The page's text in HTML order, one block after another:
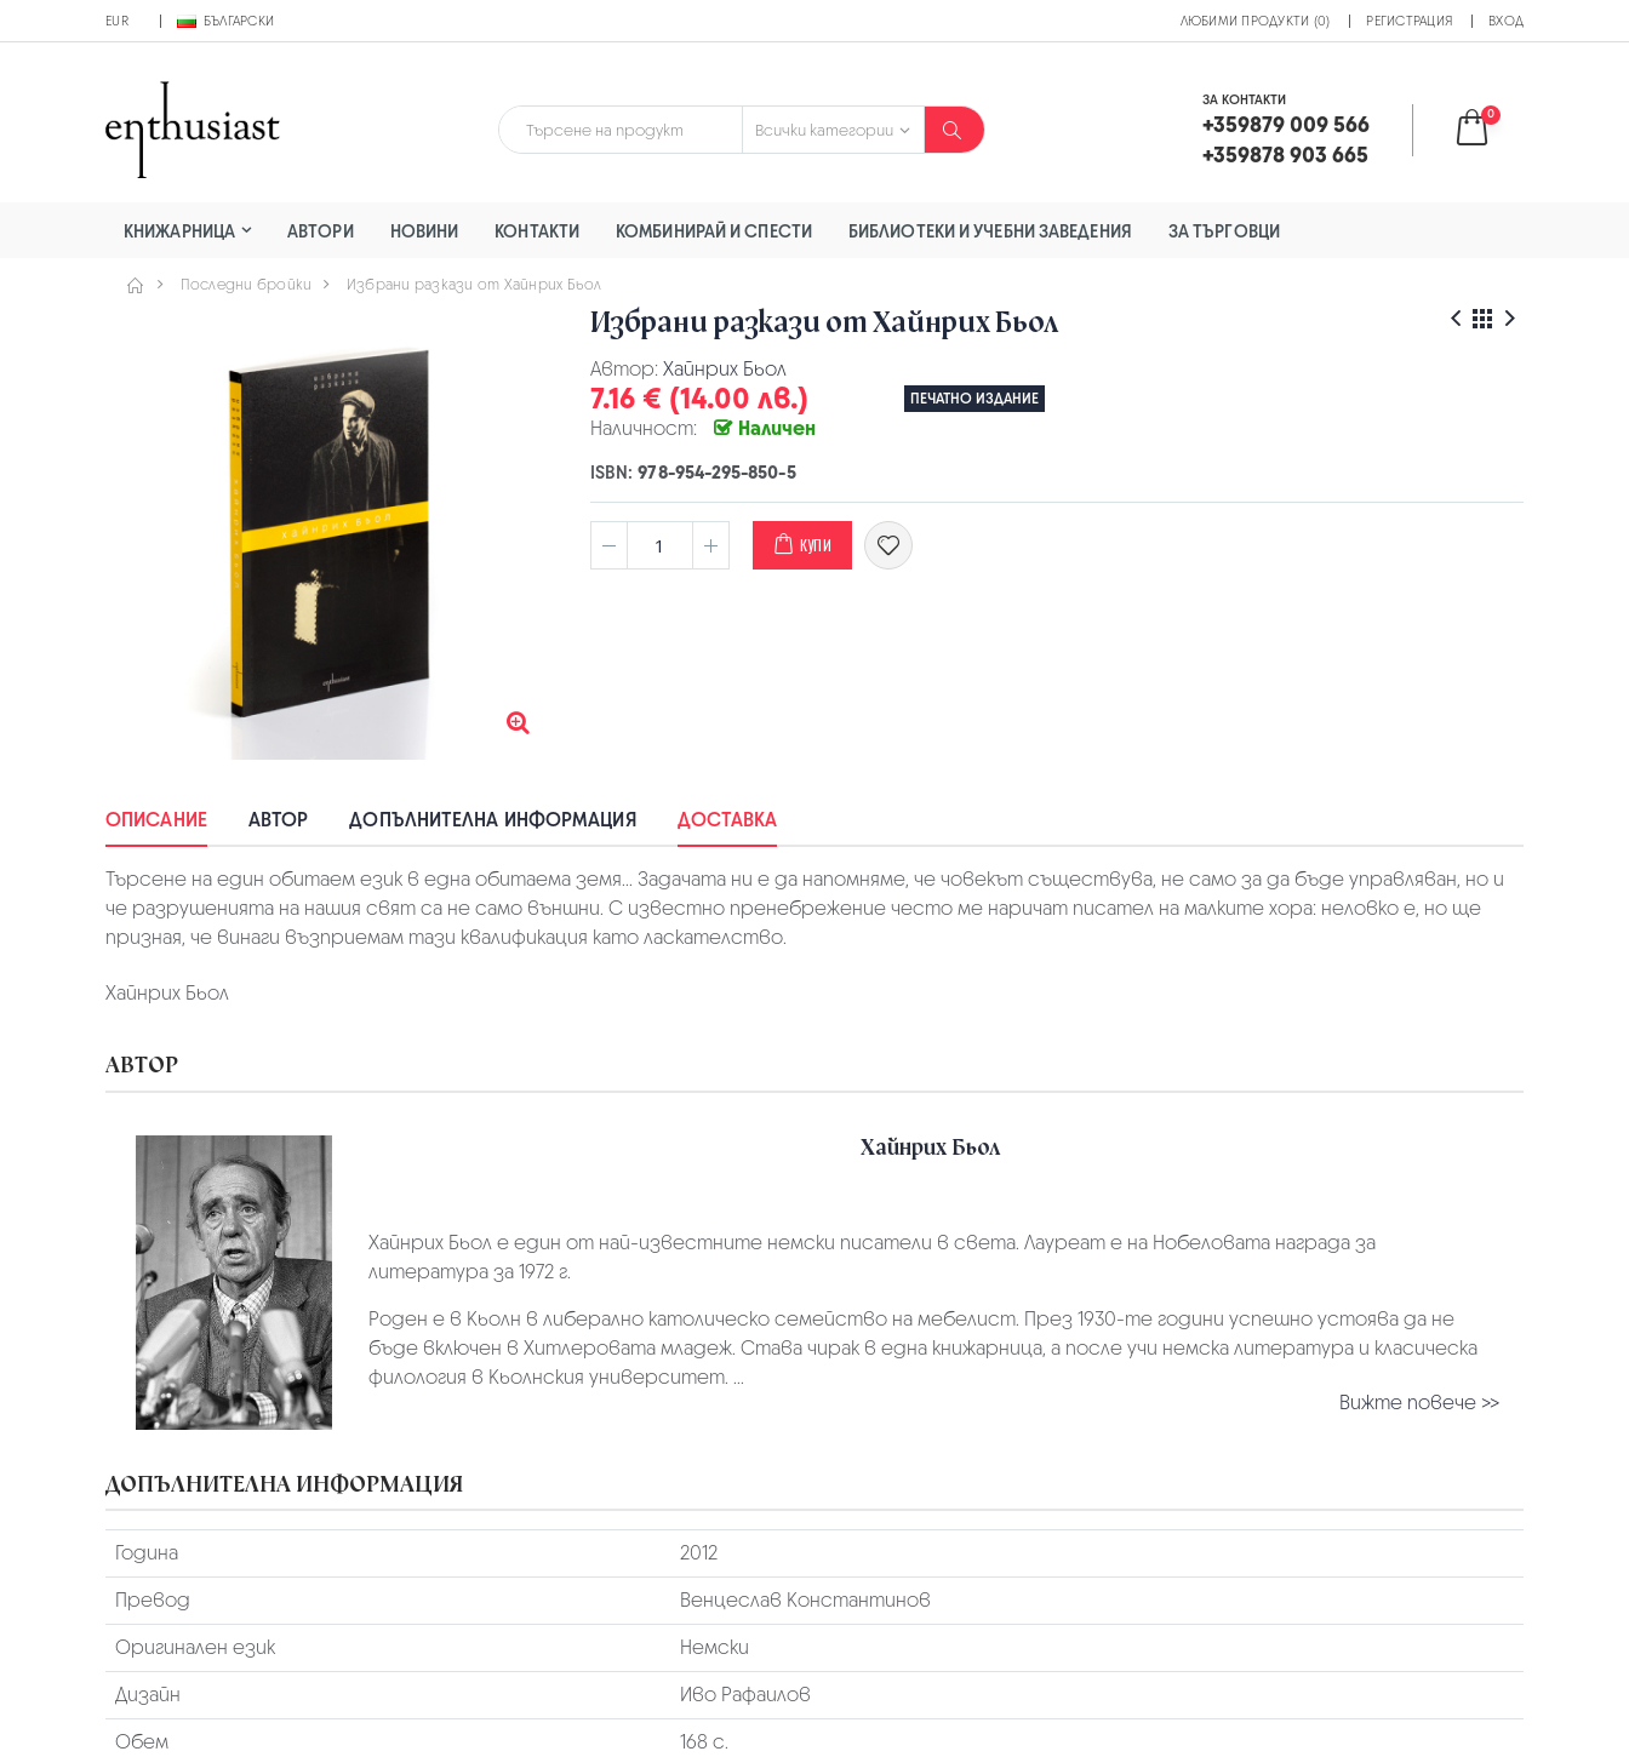
EUR БЪЛГАРСКИ ЛЮБИМИ ПРОДУКТИ (0) РЕГИСТРАЦИЯ ВХОД
ЗА КОНТАКТИ
+359879 009 566
+359878 903 665
0
КНИЖАРНИЦА АВТОРИ НОВИНИ КОНТАКТИ КОМБИНИРАЙ И СПЕСТИ БИБЛИОТЕКИ И УЧЕБНИ ЗАВЕДЕНИЯ ЗА ТЪРГОВЦИ
Последни бройки Избрани разкази от Хайнрих Бьол
Избрани разкази от Хайнрих Бьол
Автор: Хайнрих Бьол
7.16 € (14.00 лв.) ПЕЧАТНО ИЗДАНИЕ
Наличност: Наличен
ISBN:978-954-295-850-5
КУПИ
ОПИСАНИЕ АВТОР ДОПЪЛНИТЕЛНА ИНФОРМАЦИЯ ДОСТАВКА
Търсене на един обитаем език в една обитаема земя... Задачата ни е да напомняме, че човекът съществува, не само за да бъде управляван, но и
че разрушенията на нашия свят са не само външни. С известно пренебрежение често ме наричат писател на малките хора: неловко е, но ще
призная, че винаги възприемам тази квалификация като ласкателство.
Хайнрих Бьол
АВТОР
Хайнрих Бьол
Хайнрих Бьол е един от най-известните немски писатели в света. Лауреат е на Нобеловата награда за
литература за 1972 г.
Роден е в Кьолн в либерално католическо семейство на мебелист. През 1930-те години успешно устоява да не
бъде включен в Хитлеровата младеж. Става чирак в една книжарница, а после учи немска литература и класическа
филология в Кьолнския университет. ...
Вижте повече >>
ДОПЪЛНИТЕЛНА ИНФОРМАЦИЯ
Година
2012
Превод
Венцеслав Константинов
Оригинален език
Немски
Дизайн
Иво Рафаилов
Обем
168 с.